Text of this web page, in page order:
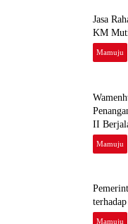
Jasa
KM
Mamuju
II
Mamuju
Mamuju